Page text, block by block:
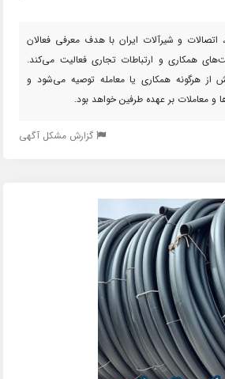
اتصالات و شیرآلات ایران با هدف معرفی فعالان
همکاری و ارتباطات تجاری فعالیت می‌کند.
از هرگونه همکاری یا معامله توصیه می‌شود و
و معاملات بر عهده طرفین خواهد بود.
گزارش مشکل آگهی